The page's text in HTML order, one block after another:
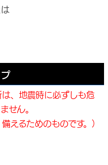
、地震時に必ずしも危
せん。
えるためのものです。）